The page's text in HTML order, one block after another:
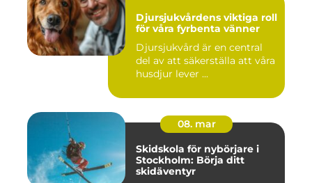
Djursjukvårdens viktiga roll
för våra fyrbenta vänner
Djursjukvård är en central
del av att säkerställa att våra
husdjur lever ...
08. mar
Skidskola för nybörjare i
Stockholm: Börja ditt
skidäventyr